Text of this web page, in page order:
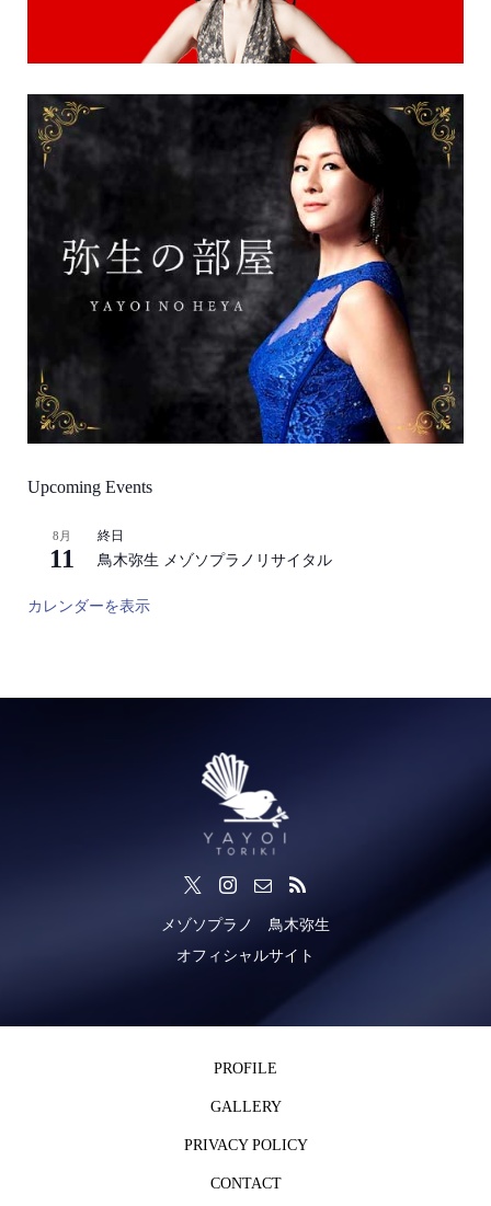
Upcoming Events
8月
11
終日
鳥木弥生 メゾソプラノリサイタル
カレンダーを表示
メゾソプラノ 鳥木弥生
オフィシャルサイト
PROFILE
GALLERY
PRIVACY POLICY
CONTACT